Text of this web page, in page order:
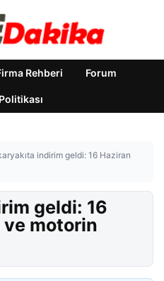
Rehberi Forum
indirim geldi: 16 Haziran
geldi: 16
motorin